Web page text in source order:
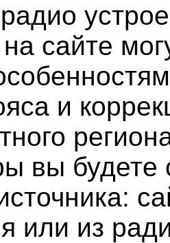
сайте
и
вы
или из